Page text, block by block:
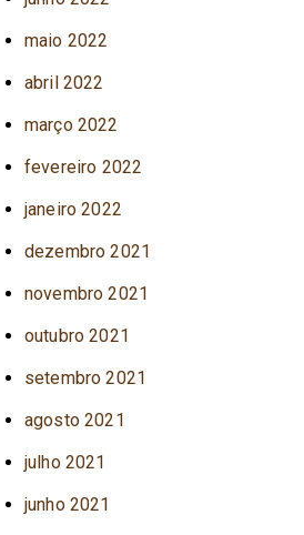
maio 2022
abril 2022
março 2022
fevereiro 2022
janeiro 2022
dezembro 2021
novembro 2021
outubro 2021
setembro 2021
agosto 2021
julho 2021
junho 2021